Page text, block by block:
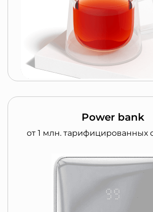
Power bank
от 1 млн. тарифицированных